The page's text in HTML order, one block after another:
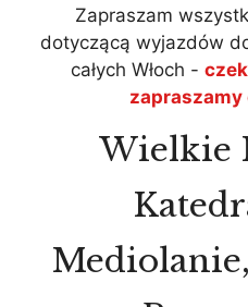
Zapraszam
dotyczącą wyjazdów
całych Włoch -
Wielkie